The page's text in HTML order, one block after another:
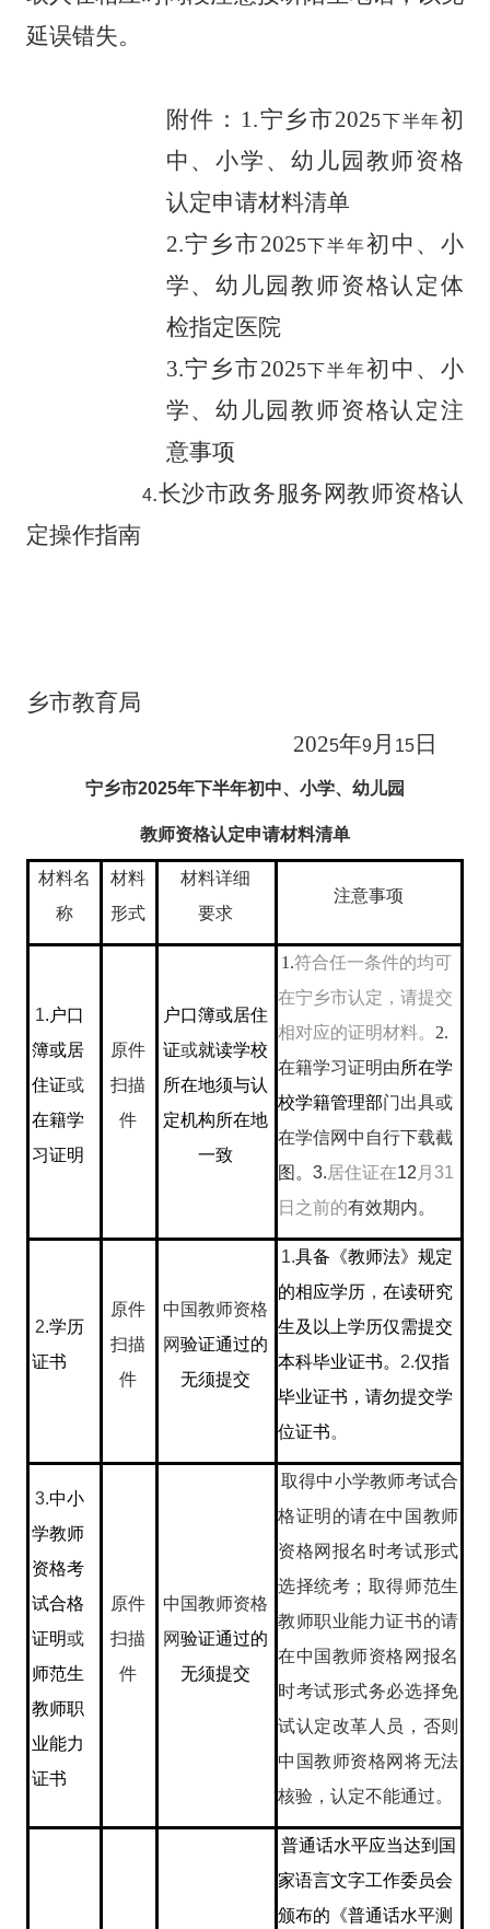
延误错失。
附件： 1.宁乡市2025下半年初
中、小学、幼儿园教师资格
认定申请材料清单
2.宁乡市2025下半年初中、小
学、幼儿园教师资格认定体
检指定医院
3.宁乡市2025下半年初中、小
学、幼儿园教师资格认定注
意事项
4.长沙市政务服务网教师资格认
定操作指南
乡市教育局
2025年9月 15 日
宁乡市2025年下半年初中、小学、幼儿园
教师资格认定申请材料清单
材料名
称
材料
形式
材料详细
要求
注意事项
1. 户口
簿或居
住证或
在籍学
习证明
原件
扫描
件
户口簿或居住
证或就读学校
所在地须与认
定机构所在地
一致
1.符合任一条件的均可
在宁乡市认定，请提交
相对应的证明材料。 2.
在籍学习证明由所在学
校学籍管理部门出具或
在学信网中自行下载截
图。 3.居住证在12 月 31
日之前的有效期内。
2.学历
证书
原件
扫描
件
中国教师资格
网验证通过的
无须提交
1.具备《教师法》规定
的相应学历 ， 在读研究
生及以上学历仅需提交
本科毕业证书。 2.仅指
毕业证书，请勿提交学
位证书。
3.中小
学教师
资格考
试合格
证明或
师范生
教师职
业能力
证书
原件
扫描
件
中国教师资格
网验证通过的
无须提交
取得中小学教师考试合
格证明的请在中国教师
资格网报名时考试形式
选择统考；取得师范生
教师职业能力证书的请
在中国教师资格网报名
时考试形式务必选择免
试认定改革人员，否则
中国教师资格网将无法
核验，认定不能通过。
普通话水平应当达到国
家语言文字工作委员会
颁布的《普通话水平测